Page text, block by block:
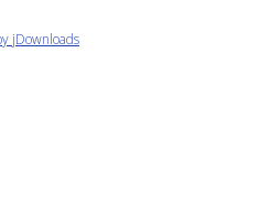
jDownloads